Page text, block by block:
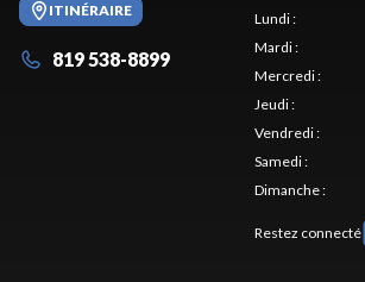
ITINÉRAIRE
819 538-8899
Lundi:
Mardi:
Mercredi:
Jeudi:
Vendredi:
Samedi:
Dimanche:
Restez connecté